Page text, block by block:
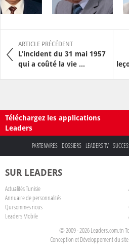
ARTICLE PRÉCÉDENT
L’incident du 31 mai 1957
qui a coûté la vie ...
Téléchargez les applications
Leaders
PARTENAIRES DOSSIERS LEADERS TV
SUR LEADERS
Actualités Tunisie
Annuaire de personnalités
Qui sommes nous
Leaders Mobile
© 2009 - 2026 Leaders.com.tn
Conception et Développement du